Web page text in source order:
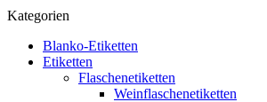
Kategorien
Blanko-Etiketten
Etiketten
Flaschenetiketten
Weinflaschenetiketten